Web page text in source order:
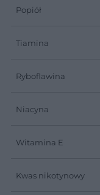
Popiół
Tiamina
Ryboflawina
Niacyna
Witamina E
Kwas nikotynowy